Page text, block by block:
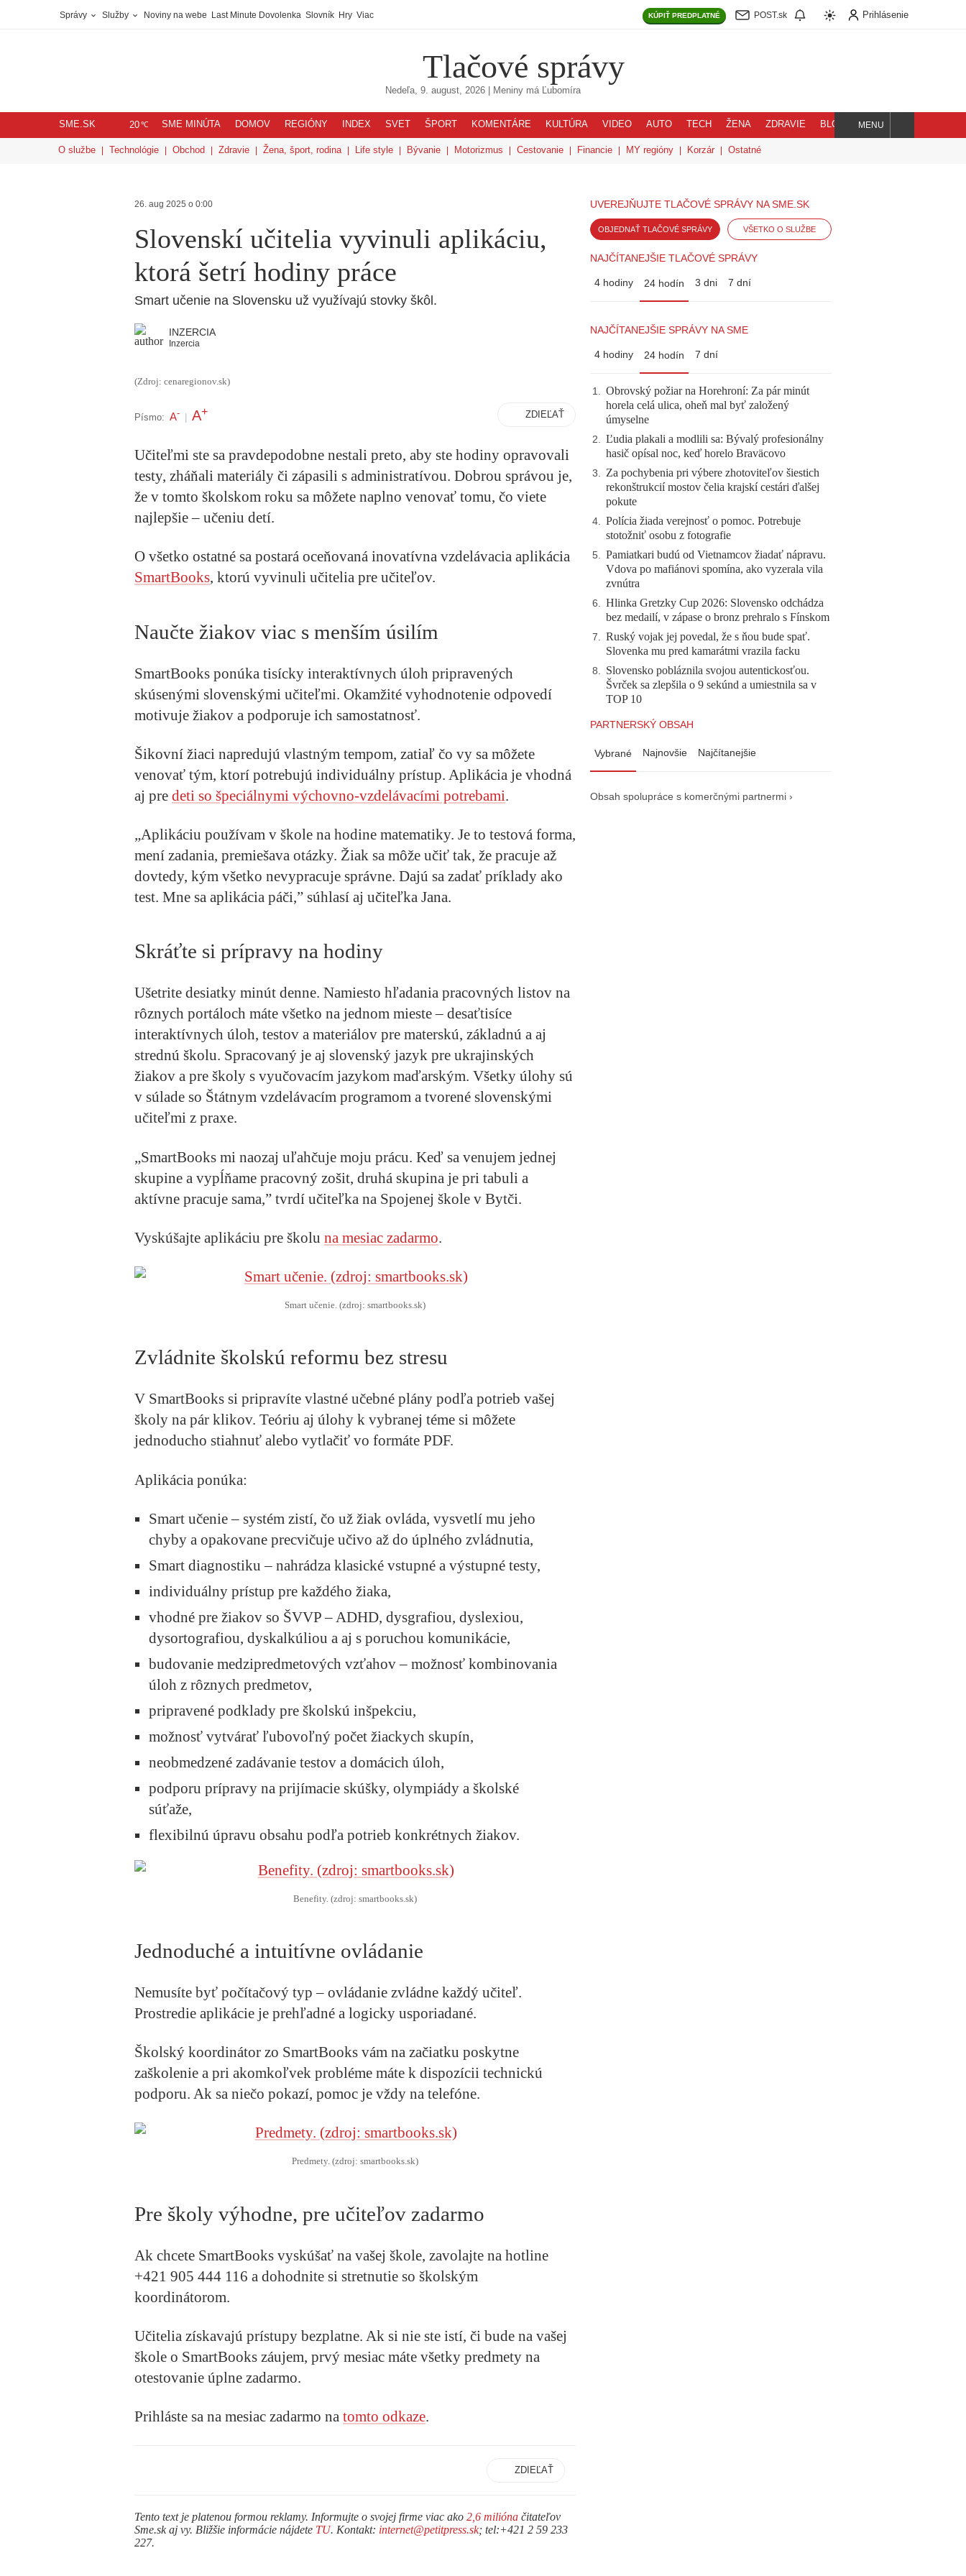
Správy Služby Noviny na webe Last Minute Dovolenka Slovník Hry Viac KÚPIŤ PREDPLATNÉ POST.sk Prihlásenie
Tlačové správy
Nedeľa, 9. august, 2026 | Meniny má Ľubomíra
SME.SK 20℃ SME MINÚTA DOMOV REGIÓNY INDEX SVET ŠPORT KOMENTÁRE KULTÚRA VIDEO AUTO TECH ŽENA ZDRAVIE BLOG
Hľadaj
MENU
O službe Technológie Obchod Zdravie Žena, šport, rodina Life style Bývanie Motorizmus Cestovanie Financie MY regióny Korzár Ostatné
26. aug 2025 o 0:00
Slovenskí učitelia vyvinuli aplikáciu,
ktorá šetrí hodiny práce
Smart učenie na Slovensku už využívajú stovky škôl.
INZERCIA
Inzercia
(Zdroj: cenaregionov.sk)
Písmo: A- A+ ZDIEĽAŤ
Učiteľmi ste sa pravdepodobne nestali preto, aby ste hodiny opravovali
testy, zháňali materiály či zápasili s administratívou. Dobrou správou je,
že v tomto školskom roku sa môžete naplno venovať tomu, čo viete
najlepšie – učeniu detí.
O všetko ostatné sa postará oceňovaná inovatívna vzdelávacia aplikácia
SmartBooks, ktorú vyvinuli učitelia pre učiteľov.
Naučte žiakov viac s menším úsilím
SmartBooks ponúka tisícky interaktívnych úloh pripravených
skúsenými slovenskými učiteľmi. Okamžité vyhodnotenie odpovedí
motivuje žiakov a podporuje ich samostatnosť.
Šikovní žiaci napredujú vlastným tempom, zatiaľ čo vy sa môžete
venovať tým, ktorí potrebujú individuálny prístup. Aplikácia je vhodná
aj pre deti so špeciálnymi výchovno-vzdelávacími potrebami.
„Aplikáciu používam v škole na hodine matematiky. Je to testová forma,
mení zadania, premiešava otázky. Žiak sa môže učiť tak, že pracuje až
dovtedy, kým všetko nevypracuje správne. Dajú sa zadať príklady ako
test. Mne sa aplikácia páči,” súhlasí aj učiteľka Jana.
Skráťte si prípravy na hodiny
Ušetrite desiatky minút denne. Namiesto hľadania pracovných listov na
rôznych portáloch máte všetko na jednom mieste – desaťtisíce
interaktívnych úloh, testov a materiálov pre materskú, základnú a aj
strednú školu. Spracovaný je aj slovenský jazyk pre ukrajinských
žiakov a pre školy s vyučovacím jazykom maďarským. Všetky úlohy sú
v súlade so Štátnym vzdelávacím programom a tvorené slovenskými
učiteľmi z praxe.
„SmartBooks mi naozaj uľahčuje moju prácu. Keď sa venujem jednej
skupine a vypĺňame pracovný zošit, druhá skupina je pri tabuli a
aktívne pracuje sama,” tvrdí učiteľka na Spojenej škole v Bytči.
Vyskúšajte aplikáciu pre školu na mesiac zadarmo.
Smart učenie. (zdroj: smartbooks.sk)
Zvládnite školskú reformu bez stresu
V SmartBooks si pripravíte vlastné učebné plány podľa potrieb vašej
školy na pár klikov. Teóriu aj úlohy k vybranej téme si môžete
jednoducho stiahnuť alebo vytlačiť vo formáte PDF.
Aplikácia ponúka:
Smart učenie – systém zistí, čo už žiak ovláda, vysvetlí mu jeho
chyby a opakovane precvičuje učivo až do úplného zvládnutia,
Smart diagnostiku – nahrádza klasické vstupné a výstupné testy,
individuálny prístup pre každého žiaka,
vhodné pre žiakov so ŠVVP – ADHD, dysgrafiou, dyslexiou,
dysortografiou, dyskalkúliou a aj s poruchou komunikácie,
budovanie medzipredmetových vzťahov – možnosť kombinovania
úloh z rôznych predmetov,
pripravené podklady pre školskú inšpekciu,
možnosť vytvárať ľubovoľný počet žiackych skupín,
neobmedzené zadávanie testov a domácich úloh,
podporu prípravy na prijímacie skúšky, olympiády a školské
súťaže,
flexibilnú úpravu obsahu podľa potrieb konkrétnych žiakov.
Benefity. (zdroj: smartbooks.sk)
Jednoduché a intuitívne ovládanie
Nemusíte byť počítačový typ – ovládanie zvládne každý učiteľ.
Prostredie aplikácie je prehľadné a logicky usporiadané.
Školský koordinátor zo SmartBooks vám na začiatku poskytne
zaškolenie a pri akomkoľvek probléme máte k dispozícii technickú
podporu. Ak sa niečo pokazí, pomoc je vždy na telefóne.
Predmety. (zdroj: smartbooks.sk)
Pre školy výhodne, pre učiteľov zadarmo
Ak chcete SmartBooks vyskúšať na vašej škole, zavolajte na hotline
+421 905 444 116 a dohodnite si stretnutie so školským
koordinátorom.
Učitelia získavajú prístupy bezplatne. Ak si nie ste istí, či bude na vašej
škole o SmartBooks záujem, prvý mesiac máte všetky predmety na
otestovanie úplne zadarmo.
Prihláste sa na mesiac zadarmo na tomto odkaze.
ZDIEĽAŤ
Tento text je platenou formou reklamy. Informujte o svojej firme viac ako 2,6 milióna čitateľov
Sme.sk aj vy. Bližšie informácie nájdete TU. Kontakt: internet@petitpress.sk; tel:+421 2 59 233
227.
UVEREJŇUJTE TLAČOVÉ SPRÁVY NA SME.SK
OBJEDNAŤ TLAČOVÉ SPRÁVY VŠETKO O SLUŽBE
NAJČÍTANEJŠIE TLAČOVÉ SPRÁVY
4 hodiny 24 hodín 3 dni 7 dní
NAJČÍTANEJŠIE SPRÁVY NA SME
4 hodiny 24 hodín 7 dní
1. Obrovský požiar na Horehroní: Za pár minút
horela celá ulica, oheň mal byť založený
úmyselne
2. Ľudia plakali a modlili sa: Bývalý profesionálny
hasič opísal noc, keď horelo Braväcovo
3. Za pochybenia pri výbere zhotoviteľov šiestich
rekonštrukcií mostov čelia krajskí cestári ďalšej
pokute
4. Polícia žiada verejnosť o pomoc. Potrebuje
stotožniť osobu z fotografie
5. Pamiatkari budú od Vietnamcov žiadať nápravu.
Vdova po mafiánovi spomína, ako vyzerala vila
zvnútra
6. Hlinka Gretzky Cup 2026: Slovensko odchádza
bez medailí, v zápase o bronz prehralo s Fínskom
7. Ruský vojak jej povedal, že s ňou bude spať.
Slovenka mu pred kamarátmi vrazila facku
8. Slovensko pobláznila svojou autentickosťou.
Švrček sa zlepšila o 9 sekúnd a umiestnila sa v
TOP 10
PARTNERSKÝ OBSAH
Vybrané Najnovšie Najčítanejšie
Obsah spolupráce s komerčnými partnermi ›